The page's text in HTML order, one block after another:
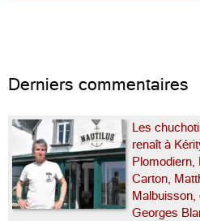
Derniers commentaires
Les
renaît à
Plomodiern,
Carton,
Malbuisson,
Georges